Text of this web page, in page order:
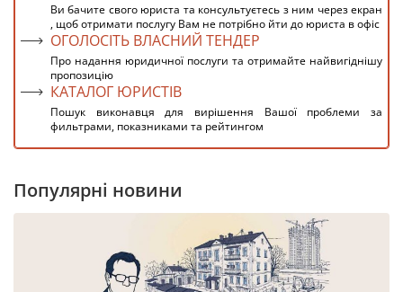
Ви бачите свого юриста та консультуєтесь з ним через екран
, щоб отримати послугу Вам не потрібно йти до юриста в офіс
ОГОЛОСІТЬ ВЛАСНИЙ ТЕНДЕР
Про надання юридичної послуги та отримайте найвигіднішу
пропозицію
КАТАЛОГ ЮРИСТІВ
Пошук виконавця для вирішення Вашої проблеми за
фильтрами, показниками та рейтингом
Популярні новини